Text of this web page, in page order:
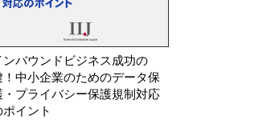
ンバウンドビジネス成功の
！中小企業のためのデータ保
・プライバシー保護規制対応
ポイント